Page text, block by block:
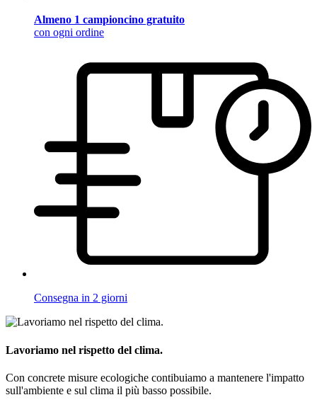
Almeno 1 campioncino gratuito
con ogni ordine
Consegna in 2 giorni
Lavoriamo nel rispetto del clima.
Con concrete misure ecologiche contibuiamo a mantenere l'impatto
sull'ambiente e sul clima il più basso possibile.